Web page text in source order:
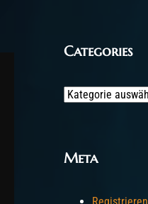
Categories
Categories
Meta